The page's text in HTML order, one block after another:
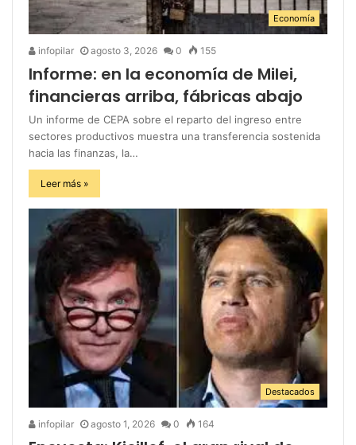
Economía
infopilar agosto 3, 2026 0 155
Informe: en la economía de Milei,
financieras arriba, fábricas abajo
Un informe de CEPA sobre el reparto del ingreso entre
sectores productivos muestra una transferencia sostenida
hacia las finanzas, la…
Leer más »
Destacados
infopilar agosto 1, 2026 0 164